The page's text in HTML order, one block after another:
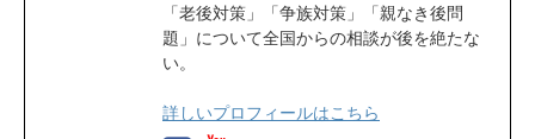
「老後対策」「争族対策」「親なき後問
題」について全国からの相談が後を絶たな
い。
詳しいプロフィールはこちら